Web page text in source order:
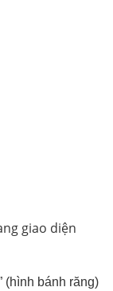
giao diện
(hình bánh răng)